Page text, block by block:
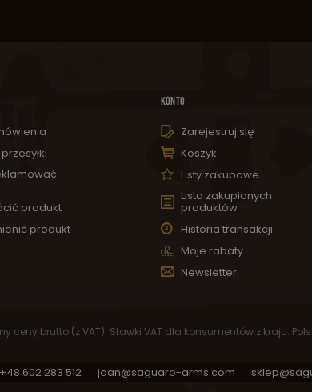
produkt
produkt
KONTO
Zarejestruj się
Koszyk
Listy zakupowe
Lista zakupionych
produktów
Historia transakcji
Moje rabaty
Newsletter
ceny brutto (z VAT). Stawki VAT dla konsumentów z kraju:
+48 602 283 512 joan@saguaro-arms.com